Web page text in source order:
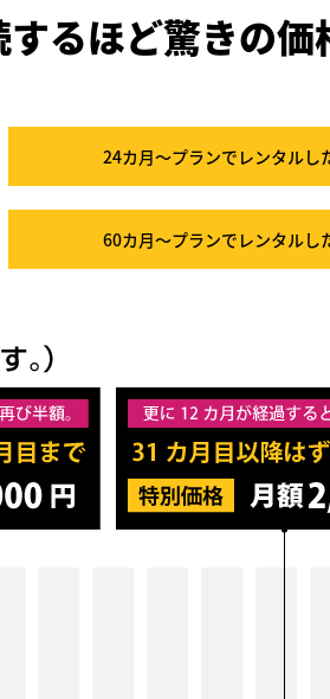
るほど驚きの価
24カ月～プランでレンタルし
60カ月～プランでレンタルし